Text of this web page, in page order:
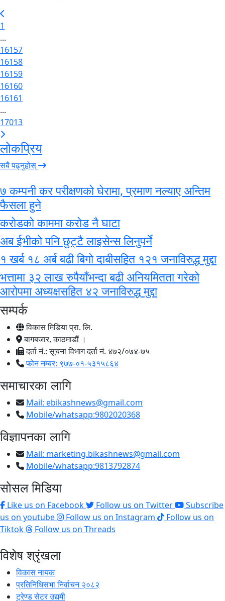
1
...
16157
16158
16159
16160
16161
...
17013
लोकप्रिय
सबै पढ्नुहोस्
७ कम्पनी कर परीक्षणको घेरामा, प्रमाण नल्याए अन्तिम
फैसला हुने
करोडको काममा करोड नै घाटा
अब ईभीको पनि छुट्टै लाइसेन्स लिनुपर्ने
१ खर्ब १८ अर्ब बढी बिगो दाबीसहित १२१ जनाविरुद्ध मुद्दा
भत्तामा ३२ लाख रुपैयाँभन्दा बढी अनियमितता गरेको
आरोपमा अध्यक्षसहित ४२ जनाविरुद्ध मुद्दा
सम्पर्क
विकास मिडिया प्रा. लि.
बागबजार, काठमाडौं ।
दर्ता नं.: सूचना विभाग दर्ता नं. ४७२/०७४-७५
फोन नम्बर: ९७७-०१-५३१५८६४
समाचारका लागि
Mail: ebikashnews@gmail.com
Mobile/whatsapp:9802020368
विज्ञापनका लागि
Mail: marketing.bikashnews@gmail.com
Mobile/whatsapp:9813792874
सोसल मिडिया
Like us on Facebook Follow us on Twitter
Subscribe
us on youtube
Follow us on Instagram
Follow us on
Tiktok
Follow us on Threads
विशेष श्रृंखला
विकास नायक
प्रतिनिधिसभा निर्वाचन २०८२
ट्रेण्ड सेटर उद्यमी